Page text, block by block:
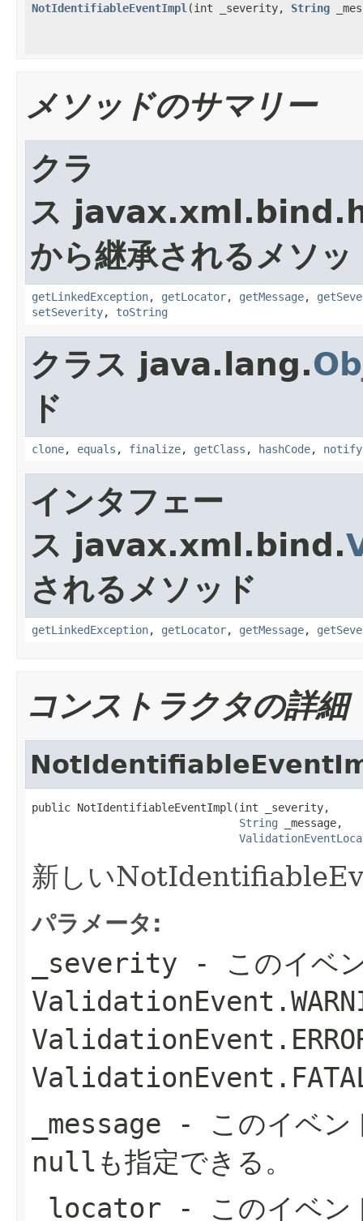
NotIdentifiableEventImpl (int _severity, String
メソッドのサマリー
クラ
ス
から継承されるメソッ
getLinkedException, getLocator, getMessage,
setSeverity, toString
クラス java.lang.
ド
clone, equals , finalize, getClass , hashCode, notify
インタフェー
ス javax.xml.bind.
されるメソッド
getLinkedException, getLocator, getMessage,
コンストラクタの詳細
public NotIdentifiableEventImpl(int _severity,
String _message,
新しい
パラメータ:
_severity - このイベ
_message - このイベン
nullも指定できる。
_locator - このイベン